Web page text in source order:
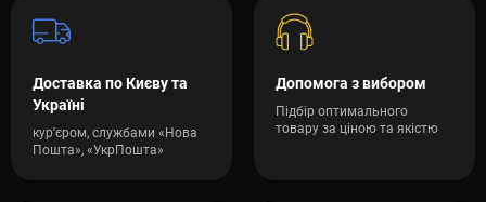
Доставка по Києву та
Україні
кур'єром, службами «Нова
Пошта», «УкрПошта»
Допомога з вибором
Підбір оптимального
товару за ціною та якістю